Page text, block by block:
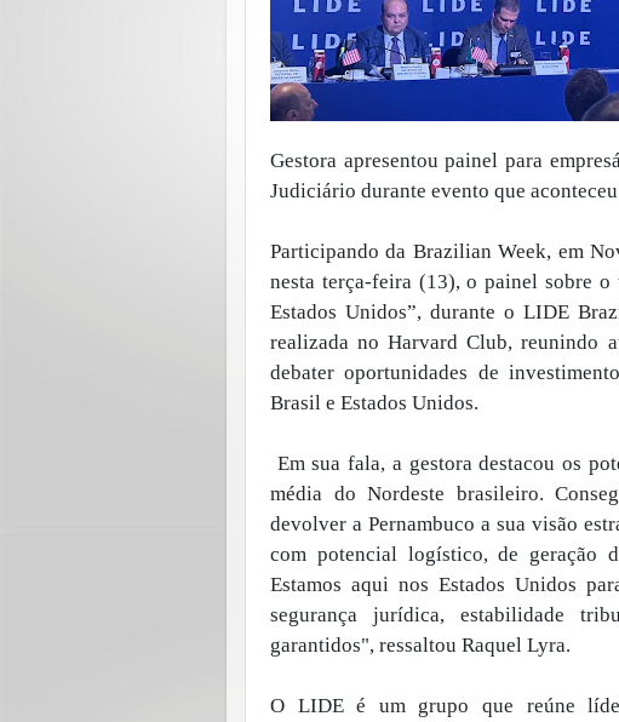
Gestora apresentou painel para
Judiciário durante evento que
Participando da Brazilian Week, em
nesta terça-feira (13), o painel sobre o
Estados Unidos”, durante o LIDE
realizada no Harvard Club, reunindo
debater oportunidades de
Brasil e Estados Unidos.
Em sua fala, a gestora destacou os
média do Nordeste brasileiro.
devolver a Pernambuco a sua visão
com potencial logístico, de geração
Estamos aqui nos Estados Unidos
segurança jurídica, estabilidade
garantidos", ressaltou Raquel Lyra.
O LIDE é um grupo que reúne